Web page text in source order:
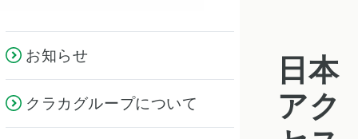
お知らせ
クラカグループについて
日本
アク